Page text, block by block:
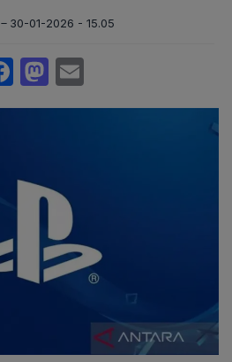
30-01-2026 - 15.05
Facebook
Mastodon